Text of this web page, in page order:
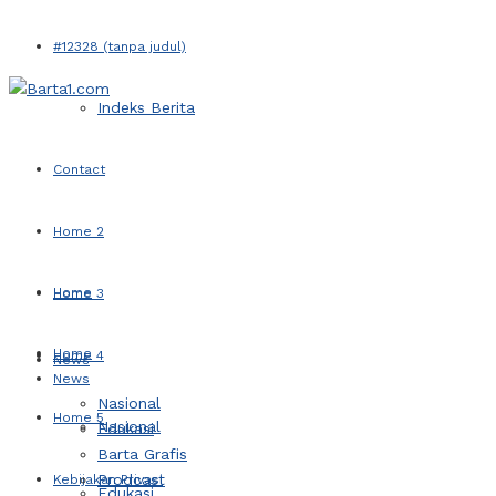
#12328 (tanpa judul)
Indeks Berita
Contact
Home 2
Home 3
Home 4
Home 5
Kebijakan Privasi
Home
News
Nasional
Home
News
Nasional
Edukasi
Barta Grafis
Prodcast